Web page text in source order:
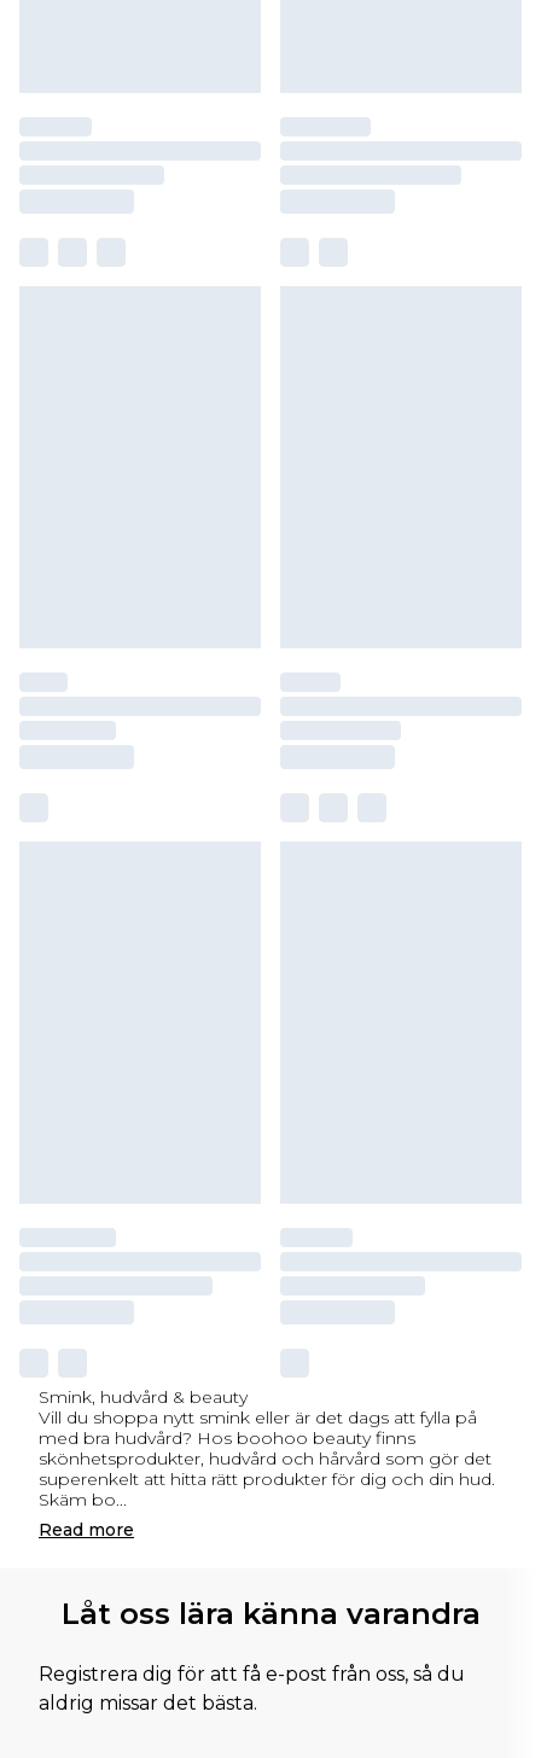
Smink, hudvård & beauty
Vill du shoppa nytt smink eller är det dags att fylla på
med bra hudvård? Hos boohoo beauty finns
skönhetsprodukter, hudvård och hårvård som gör det
superenkelt att hitta rätt produkter för dig och din hud.
Skäm bo...
Read more
Låt oss lära känna varandra
Registrera dig för att få e-post från oss, så du
aldrig missar det bästa.